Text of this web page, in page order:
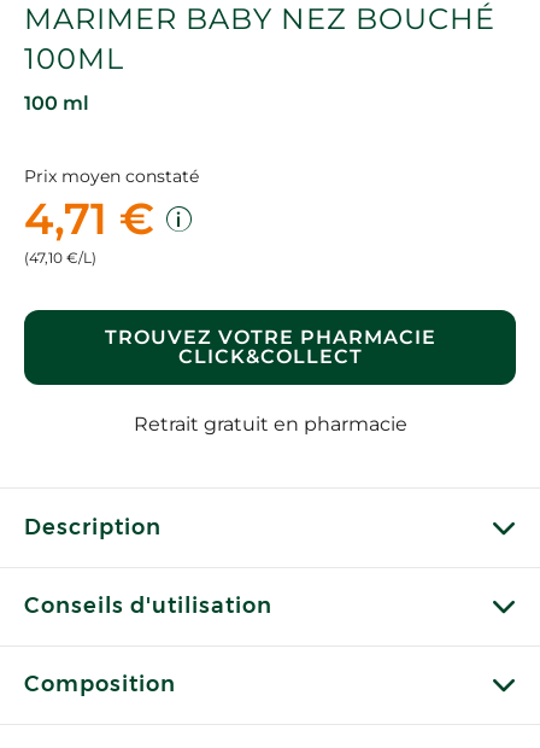
MARIMER BABY NEZ BOUCHÉ
100ML
100 ml
Prix moyen constaté
4,71 €
(47,10 €/L)
TROUVEZ VOTRE PHARMACIE
CLICK&COLLECT
Retrait gratuit en pharmacie
Description
Conseils d'utilisation
Composition